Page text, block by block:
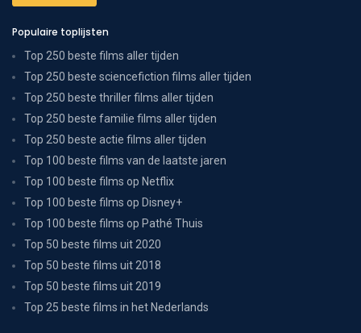
Populaire toplijsten
Top 250 beste films aller tijden
Top 250 beste sciencefiction films aller tijden
Top 250 beste thriller films aller tijden
Top 250 beste familie films aller tijden
Top 250 beste actie films aller tijden
Top 100 beste films van de laatste jaren
Top 100 beste films op Netflix
Top 100 beste films op Disney+
Top 100 beste films op Pathé Thuis
Top 50 beste films uit 2020
Top 50 beste films uit 2018
Top 50 beste films uit 2019
Top 25 beste films in het Nederlands